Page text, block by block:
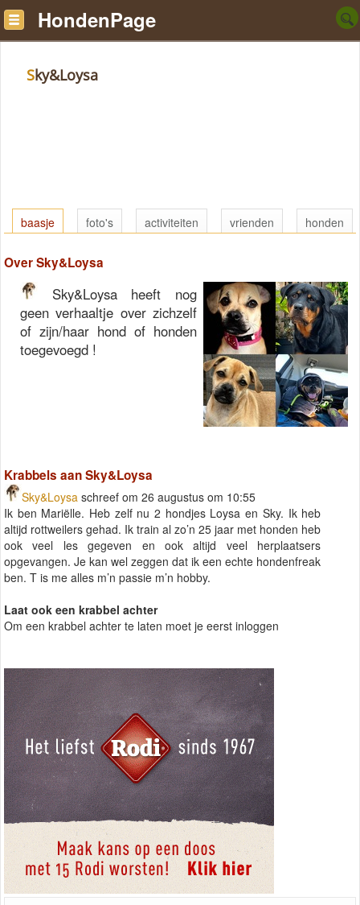
HondenPage
Sky&Loysa
baasje foto's activiteiten vrienden honden
Over Sky&Loysa
Sky&Loysa heeft nog
geen verhaaltje over zichzelf
of zijn/haar hond of honden
toegevoegd !
Krabbels aan Sky&Loysa
Sky&Loysa schreef om 26 augustus om 10:55
Ik ben Mariëlle. Heb zelf nu 2 hondjes Loysa en Sky. Ik heb
altijd rottweilers gehad. Ik train al zo’n 25 jaar met honden heb
ook veel les gegeven en ook altijd veel herplaatsers
opgevangen. Je kan wel zeggen dat ik een echte hondenfreak
ben. T is me alles m’n passie m’n hobby.
Laat ook een krabbel achter
Om een krabbel achter te laten moet je eerst inloggen